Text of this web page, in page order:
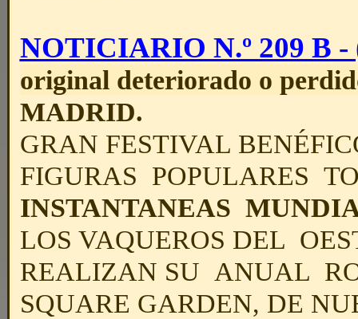
NOTICIARIO N.º 209 B -
original deteriorado o
MADRID.
GRAN FESTIVAL
FIGURAS POPULARES
INSTANTANEAS
LOS VAQUEROS DEL
REALIZAN SU ANUAL
SQUARE GARDEN, DE